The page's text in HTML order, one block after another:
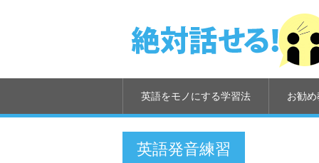
英語をモノにする学習法 お勧
英語発音練習